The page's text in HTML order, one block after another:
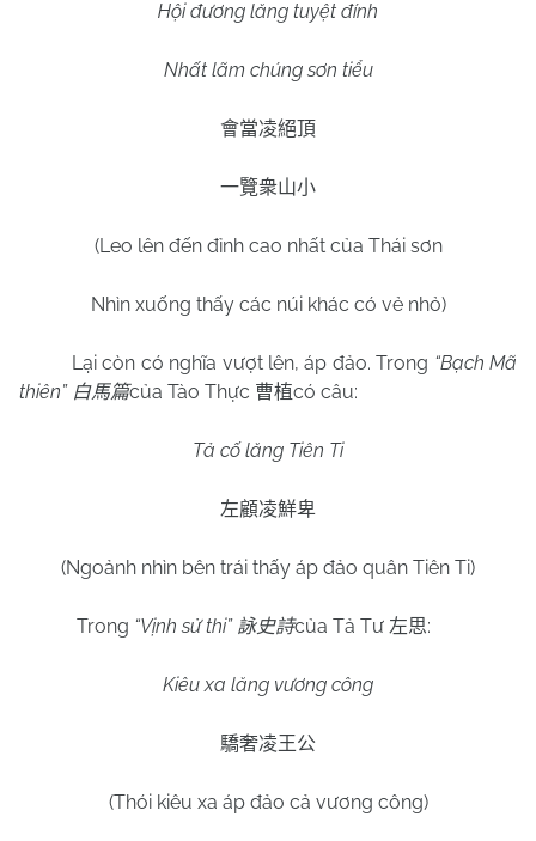
Hội đương lăng tuyệt đính
Nhất lãm chúng sơn tiểu
會當凌絕頂
一覽衆山小
(Leo lên đến đỉnh cao nhất của Thái sơn
Nhìn xuống thấy các núi khác có vẻ nhỏ)
Lại còn có nghĩa vượt lên, áp đảo. Trong “Bạch Mã
thiên” 白馬篇của Tào Thực 曹植có câu:
Tả cố lăng Tiên Ti
左顧凌鮮卑
(Ngoảnh nhìn bên trái thấy áp đảo quân Tiên Ti)
Trong “Vịnh sử thi” 詠史詩của Tả Tư 左思:
Kiêu xa lăng vương công
驕奢凌王公
(Thói kiêu xa áp đảo cả vương công)